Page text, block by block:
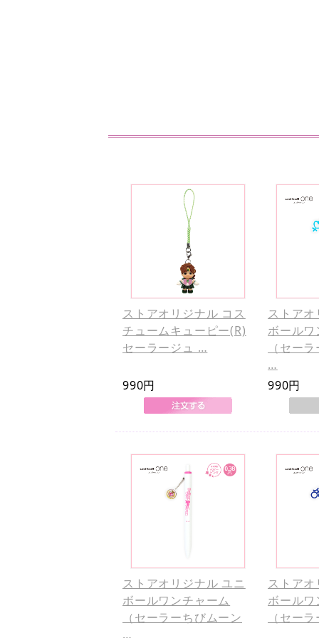
ストアオリジナル コス
チュームキューピー(R)
セーラージュ …
990円
ストア
ボール
（セー
…
990円
ストアオリジナル ユニ
ボールワンチャーム
（セーラーちびムーン
…
ストア
ボール
（セー